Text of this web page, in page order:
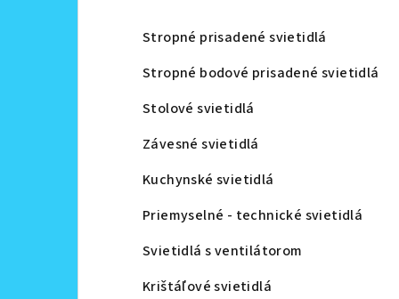
Stropné prisadené svietidlá
Stropné bodové prisadené svietidlá
Stolové svietidlá
Závesné svietidlá
Kuchynské svietidlá
Priemyselné - technické svietidlá
Svietidlá s ventilátorom
Krištáľové svietidlá